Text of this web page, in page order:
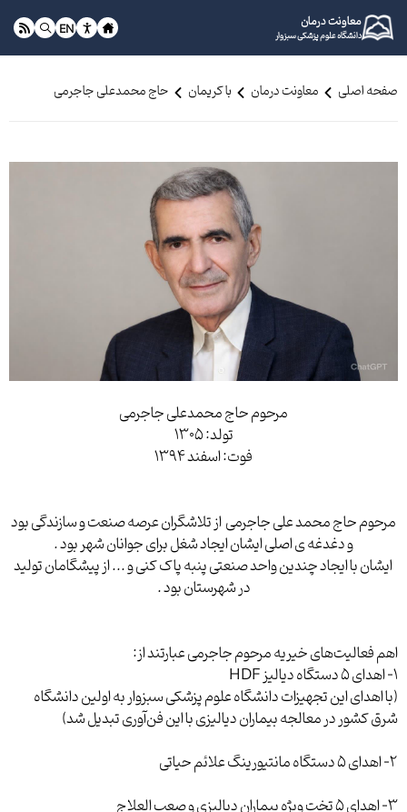
معاونت درمان
دانشگاه علوم پزشکی سبزوار EN
صفحه اصلی معاونت درمان با کریمان حاج محمدعلی جاجرمی
مرحوم حاج محمدعلی جاجرمی
تولد: 1305
فوت: اسفند 1394
مرحوم حاج محمد علی جاجرمی از تلاشگران عرصه صنعت و سازندگی بود
و دغدغه ی اصلی ایشان ایجاد شغل برای جوانان شهر بود .
ایشان با ایجاد چندین واحد صنعتی پنبه پاک کنی و ... از پیشگامان تولید
در شهرستان بود .
اهم فعالیت‌های خیریه مرحوم جاجرمی عبارتند از:
(با اهدای این تجهیزات دانشگاه علوم پزشکی سبزوار به اولین دانشگاه
شرق کشور در معالجه بیماران دیالیزی با این فن‌آوری تبدیل شد)
2- اهدای 5 دستگاه مانتیورینگ علائم حیاتی
3- اهدای 5 تخت ویژه بیماران دیالیزی و صعب العلاج